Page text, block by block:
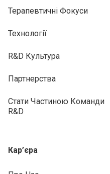
Терапевтичні Фокуси
Технології
R&D Культура
Партнерства
Стати Частиною Команди
R&D
Кар’єра